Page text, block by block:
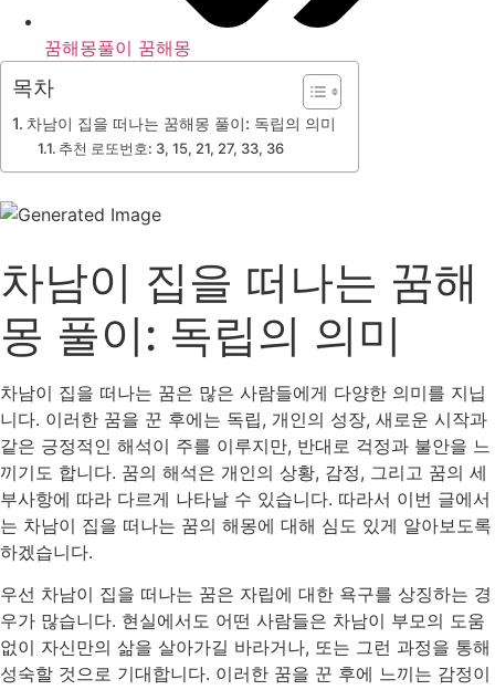
꿈해몽풀이 꿈해몽
목차
차남이 집을 떠나는 꿈해몽 풀이: 독립의 의미
추천 로또번호: 3, 15, 21, 27, 33, 36
차남이 집을 떠나는 꿈해
몽 풀이: 독립의 의미
차남이 집을 떠나는 꿈은 많은 사람들에게 다양한 의미를 지닙
니다. 이러한 꿈을 꾼 후에는 독립, 개인의 성장, 새로운 시작과
같은 긍정적인 해석이 주를 이루지만, 반대로 걱정과 불안을 느
끼기도 합니다. 꿈의 해석은 개인의 상황, 감정, 그리고 꿈의 세
부사항에 따라 다르게 나타날 수 있습니다. 따라서 이번 글에서
는 차남이 집을 떠나는 꿈의 해몽에 대해 심도 있게 알아보도록
하겠습니다.
우선 차남이 집을 떠나는 꿈은 자립에 대한 욕구를 상징하는 경
우가 많습니다. 현실에서도 어떤 사람들은 차남이 부모의 도움
없이 자신만의 삶을 살아가길 바라거나, 또는 그런 과정을 통해
성숙할 것으로 기대합니다. 이러한 꿈을 꾼 후에 느끼는 감정이